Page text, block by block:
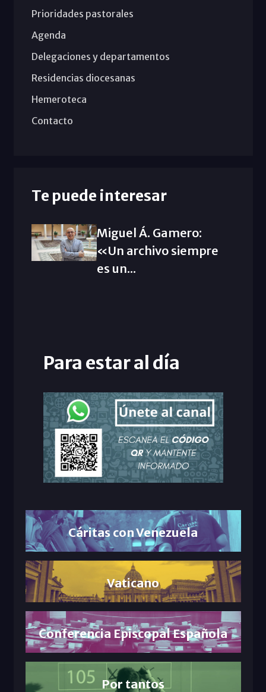
Prioridades pastorales
Agenda
Delegaciones y departamentos
Residencias diocesanas
Hemeroteca
Contacto
Te puede interesar
Miguel Á. Gamero:
«Un archivo siempre
es un...
Para estar al día
Cáritas con Venezuela
Vaticano
Conferencia Episcopal Española
Por tantos